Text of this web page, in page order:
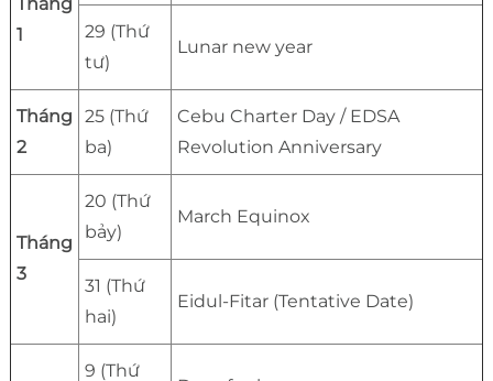
1
29 (Thứ
tư)
Lunar new year
Tháng
2
25 (Thứ
ba)
Cebu Charter Day / EDSA
Revolution Anniversary
Tháng
3
20 (Thứ
bảy)
March Equinox
31 (Thứ
hai)
Eidul-Fitar (Tentative Date)
9 (Thứ